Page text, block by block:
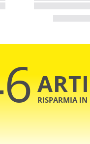
RISPARMIA